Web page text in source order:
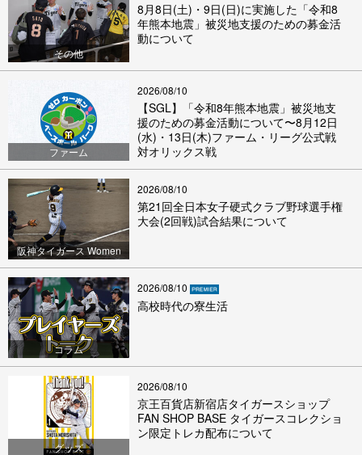
その他
8月8日(土)・9日(日)に実施した「令和8
年熊本地震」被災地支援のための募金活
動について
ファーム
2026/08/10
【SGL】「令和8年熊本地震」被災地支
援のための募金活動について〜8月12日
(水)・13日(木)ファーム・リーグ公式戦
対オリックス戦
阪神タイガース Women
2026/08/10
第21回全日本女子硬式クラブ野球選手権
大会(2回戦)試合結果について
コラム
2026/08/10
高校時代の寮生活
グッズ
2026/08/10
京王百貨店新宿店タイガースショップ
FAN SHOP BASE タイガースコレクショ
ン限定トレカ配布について